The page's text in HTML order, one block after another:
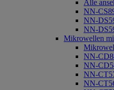
Alle
NN-
NN-
NN-
Mikrowellen
NN-
NN-
NN-
NN-